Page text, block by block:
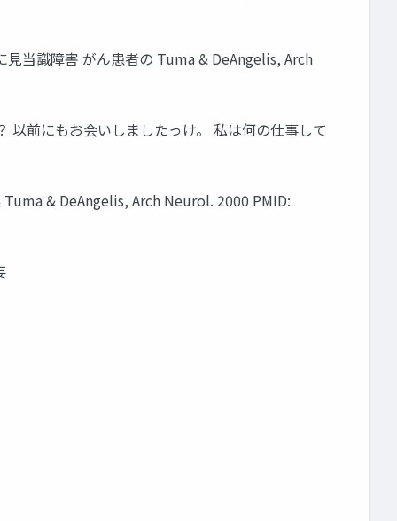
当識障害 がん患者の Tuma & DeAngelis, Arch
前にもお会いしましたっけ。 私は何の仕事して
& DeAngelis, Arch Neurol. 2000 PMID: